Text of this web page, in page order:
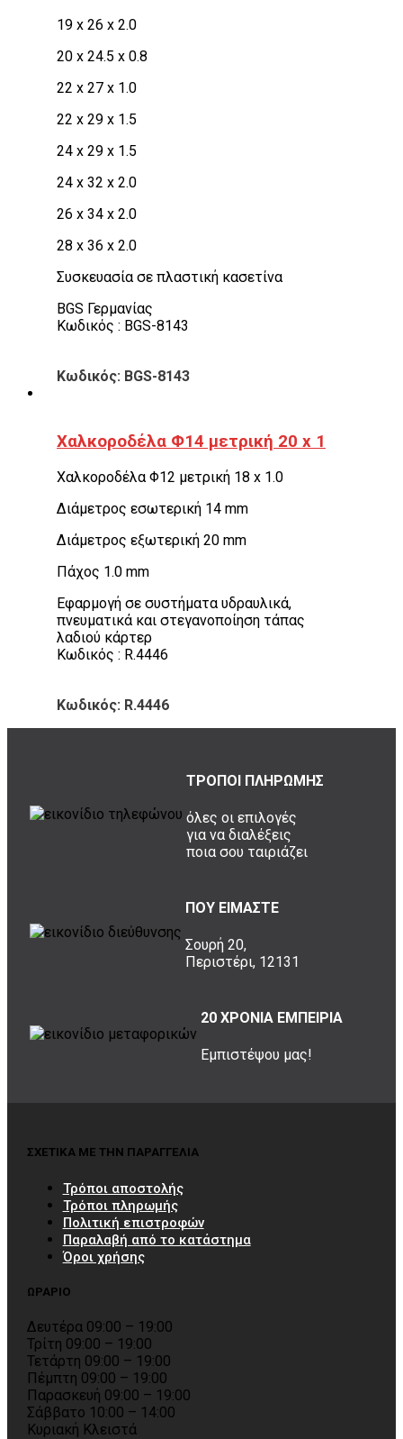
19 x 26 x 2.0
20 x 24.5 x 0.8
22 x 27 x 1.0
22 x 29 x 1.5
24 x 29 x 1.5
24 x 32 x 2.0
26 x 34 x 2.0
28 x 36 x 2.0
Συσκευασία σε πλαστική κασετίνα
BGS Γερμανίας
Κωδικός : BGS-8143
Κωδικός: BGS-8143
Χαλκοροδέλα Φ14 μετρική 20 x 1
Χαλκοροδέλα Φ12 μετρική 18 x 1.0
Διάμετρος εσωτερική 14 mm
Διάμετρος εξωτερική 20 mm
Πάχος 1.0 mm
Εφαρμογή σε συστήματα υδραυλικά,
πνευματικά και στεγανοποίηση τάπας
λαδιού κάρτερ
Κωδικός : R.4446
Κωδικός: R.4446
ΤΡΟΠΟΙ ΠΛΗΡΩΜΗΣ
όλες οι επιλογές
για να διαλέξεις
ποια σου ταιριάζει
ΠΟΥ ΕΙΜΑΣΤΕ
Σουρή 20,
Περιστέρι, 12131
20 ΧΡΟΝΙΑ ΕΜΠΕΙΡΙΑ
Εμπιστέψου μας!
ΣΧΕΤΙΚΑ ΜΕ ΤΗΝ ΠΑΡΑΓΓΕΛΙΑ
Τρόποι αποστολής
Τρόποι πληρωμής
Πολιτική επιστροφών
Παραλαβή από το κατάστημα
Όροι χρήσης
ΩΡΑΡΙΟ
Δευτέρα 09:00 – 19:00
Τρίτη 09:00 – 19:00
Τετάρτη 09:00 – 19:00
Πέμπτη 09:00 – 19:00
Παρασκευή 09:00 – 19:00
Σάββατο 10:00 – 14:00
Κυριακή Κλειστά